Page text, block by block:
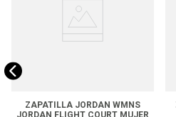
ZAPATILLA JORDAN WMNS
JORDAN FLIGHT COURT MUJER